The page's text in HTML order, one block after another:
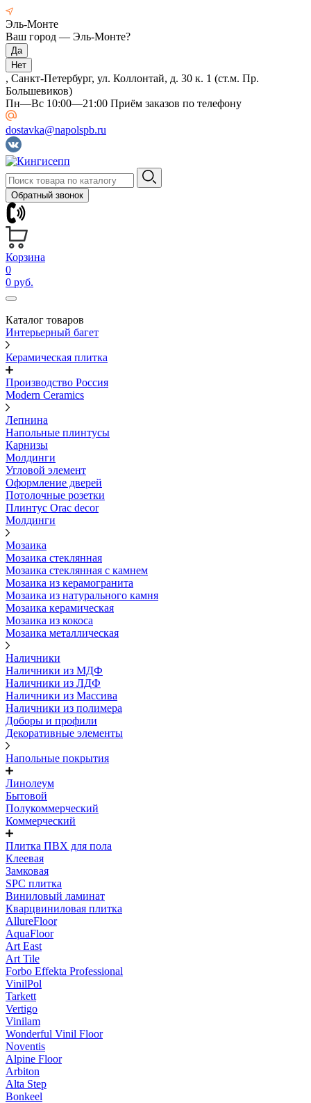
Эль-Монте
Ваш город — Эль-Монте?
, Санкт-Петербург, ул. Коллонтай, д. 30 к. 1 (ст.м. Пр.
Большевиков)
Пн—Вс 10:00—21:00 Приём заказов по телефону
dostavka@napolspb.ru
Обратный звонок
Корзина
0
0 руб.
Каталог товаров
Интерьерный багет
Керамическая плитка
Производство Россия
Modern Ceramics
Лепнина
Напольные плинтусы
Карнизы
Молдинги
Угловой элемент
Оформление дверей
Потолочные розетки
Плинтус Orac decor
Молдинги
Мозаика
Мозаика стеклянная
Мозаика стеклянная с камнем
Мозаика из керамогранита
Мозаика из натурального камня
Мозаика керамическая
Мозаика из кокоса
Мозаика металлическая
Наличники
Наличники из МДФ
Наличники из ЛДФ
Наличники из Массива
Наличники из полимера
Доборы и профили
Декоративные элементы
Напольные покрытия
Линолеум
Бытовой
Полукоммерческий
Коммерческий
Плитка ПВХ для пола
Клеевая
Замковая
SPC плитка
Виниловый ламинат
Кварцвиниловая плитка
AllureFloor
AquaFloor
Art East
Art Tile
Forbo Effekta Professional
VinilPol
Tarkett
Vertigo
Vinilam
Wonderful Vinil Floor
Noventis
Alpine Floor
Arbiton
Alta Step
Bonkeel